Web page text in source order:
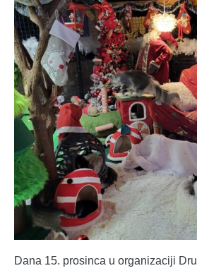
Dana 15. prosinca u organizaciji